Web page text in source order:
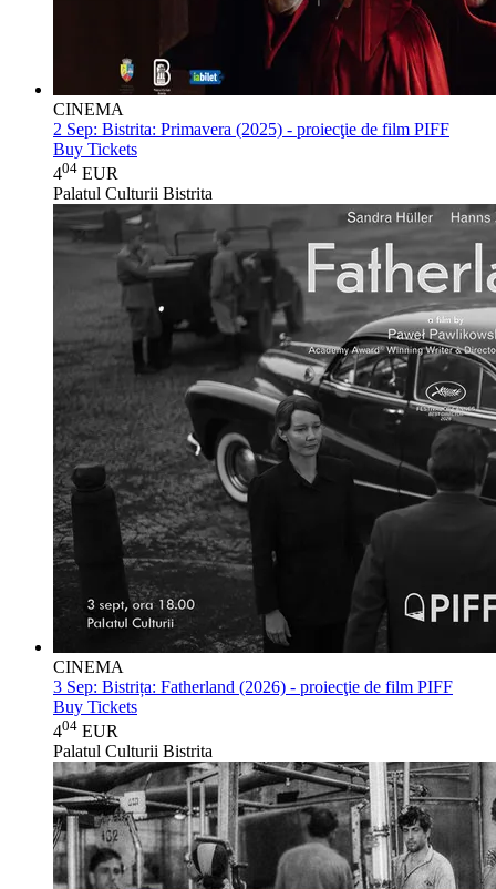
CINEMA
2 Sep: Bistrita: Primavera (2025) - proiecţie de film PIFF
Buy Tickets
404 EUR
Palatul Culturii Bistrita
CINEMA
3 Sep: Bistrița: Fatherland (2026) - proiecţie de film PIFF
Buy Tickets
404 EUR
Palatul Culturii Bistrita